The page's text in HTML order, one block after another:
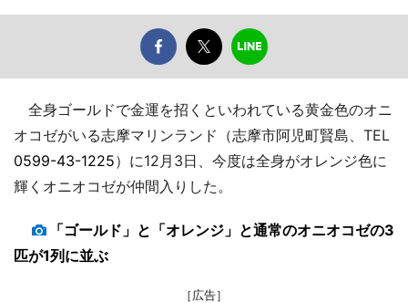
全身ゴールドで金運を招くといわれている黄金色のオニ
オコゼがいる志摩マリンランド（志摩市阿児町賢島、TEL
0599-43-1225）に12月3日、今度は全身がオレンジ色に
輝くオニオコゼが仲間入りした。
「ゴールド」と「オレンジ」と通常のオニオコゼの3
匹が1列に並ぶ
［広告］